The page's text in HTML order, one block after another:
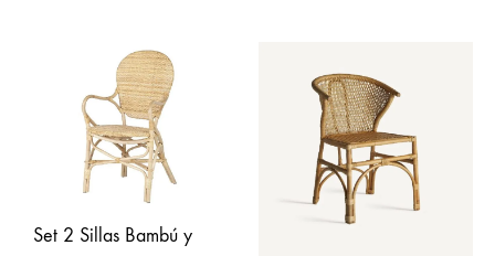
Set 2 Sillas Bambú y